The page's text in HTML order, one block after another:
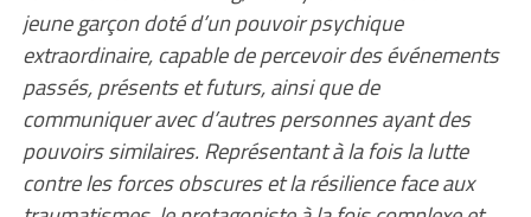
jeune garçon doté d’un pouvoir psychique
extraordinaire, capable de percevoir des événements
passés, présents et futurs, ainsi que de
communiquer avec d’autres personnes ayant des
pouvoirs similaires. Représentant à la fois la lutte
contre les forces obscures et la résilience face aux